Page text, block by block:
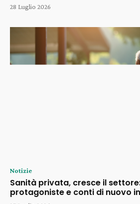
28 Luglio 2026
Notizie
Sanità privata, cresce il
protagoniste e conti di nuovo